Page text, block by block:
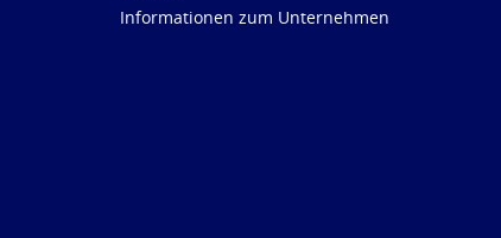
Informationen zum Unternehmen